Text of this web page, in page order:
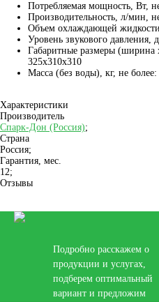
Потребляемая мощность, Вт,
Производительность, л/мин,
Объем охлаждающей
Уровень звукового давления,
Габаритные размеры (ширина
325х310х310
Масса (без воды), кг, не более:
Характеристики
Производитель
Спарк-Дон (Россия);
Страна
Россия;
Гарантия, мес.
12;
Отзывы
Подробно расскажем о
продукции и услугах,
подберем оптимальный
вариант и предложим